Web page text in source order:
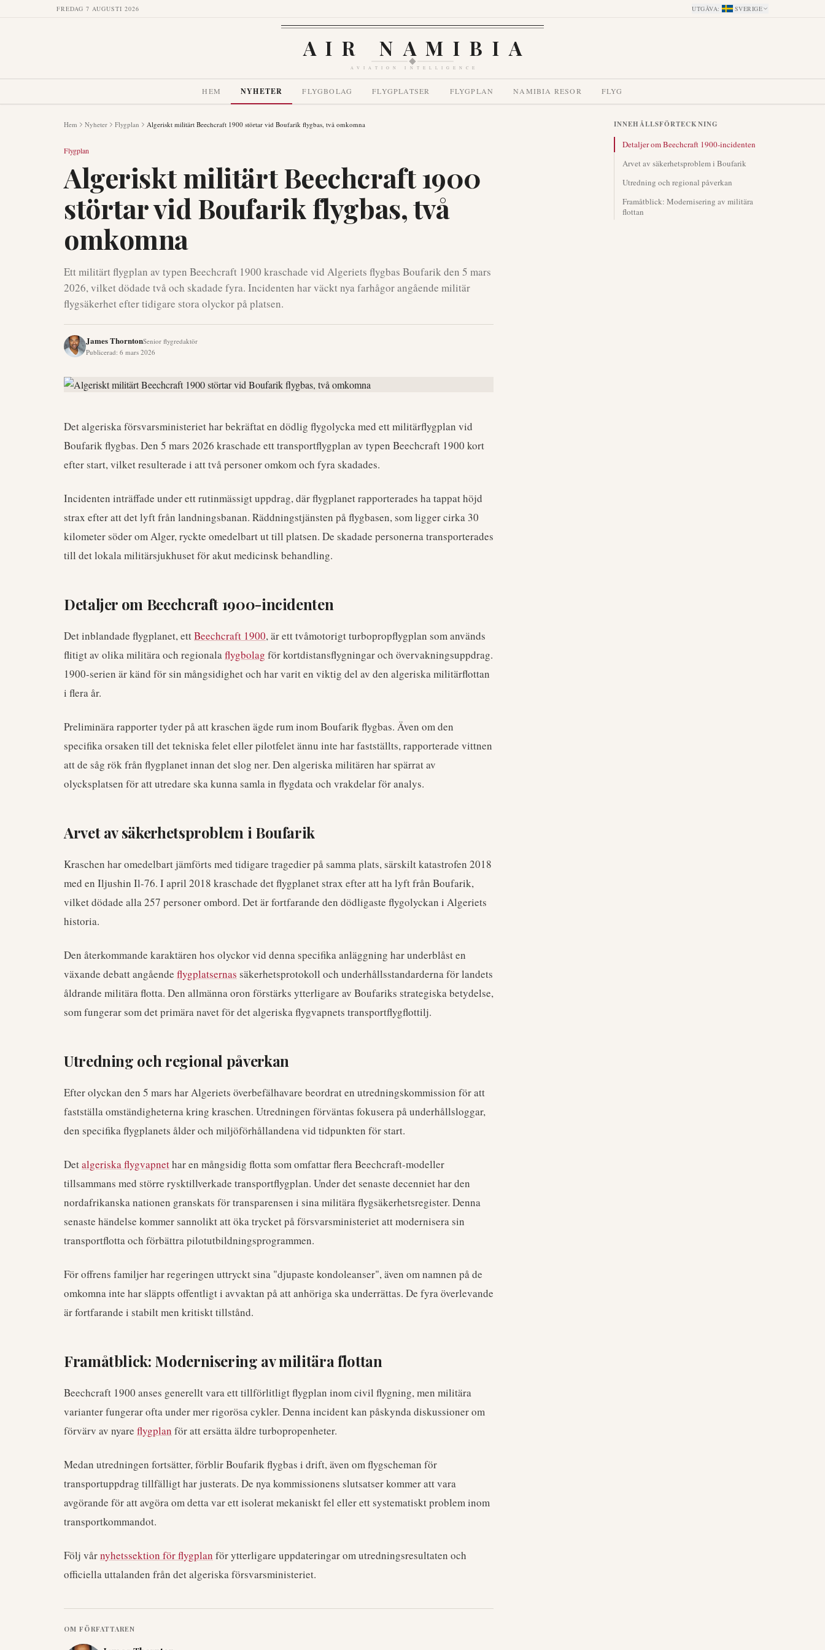
FREDAG 7 AUGUSTI 2026 UTGÅVA: SVERIGE
AIR NAMIBIA
AVIATION INTELLIGENCE
HEM NYHETER FLYGBOLAG FLYGPLATSER FLYGPLAN NAMIBIA RESOR FLYG
Hem Nyheter Flygplan Algeriskt militärt Beechcraft 1900 störtar vid Boufarik flygbas, två omkomna
Flygplan
Algeriskt militärt Beechcraft 1900
störtar vid Boufarik flygbas, två
omkomna
Ett militärt flygplan av typen Beechcraft 1900 kraschade vid Algeriets flygbas Boufarik den 5 mars
2026, vilket dödade två och skadade fyra. Incidenten har väckt nya farhågor angående militär
flygsäkerhet efter tidigare stora olyckor på platsen.
James ThorntonSenior flygredaktör
Publicerad: 6 mars 2026
Det algeriska försvarsministeriet har bekräftat en dödlig flygolycka med ett militärflygplan vid
Boufarik flygbas. Den 5 mars 2026 kraschade ett transportflygplan av typen Beechcraft 1900 kort
efter start, vilket resulterade i att två personer omkom och fyra skadades.
Incidenten inträffade under ett rutinmässigt uppdrag, där flygplanet rapporterades ha tappat höjd
strax efter att det lyft från landningsbanan. Räddningstjänsten på flygbasen, som ligger cirka 30
kilometer söder om Alger, ryckte omedelbart ut till platsen. De skadade personerna transporterades
till det lokala militärsjukhuset för akut medicinsk behandling.
Detaljer om Beechcraft 1900-incidenten
Det inblandade flygplanet, ettBeechcraft 1900, är ett tvåmotorigt turbopropflygplan som används
flitigt av olika militära och regionalaflygbolag för kortdistansflygningar och övervakningsuppdrag.
1900-serien är känd för sin mångsidighet och har varit en viktig del av den algeriska militärflottan
i flera år.
Preliminära rapporter tyder på att kraschen ägde rum inom Boufarik flygbas. Även om den
specifika orsaken till det tekniska felet eller pilotfelet ännu inte har fastställts, rapporterade vittnen
att de såg rök från flygplanet innan det slog ner. Den algeriska militären har spärrat av
olycksplatsen för att utredare ska kunna samla in flygdata och vrakdelar för analys.
Arvet av säkerhetsproblem i Boufarik
Kraschen har omedelbart jämförts med tidigare tragedier på samma plats, särskilt katastrofen 2018
med en Iljushin Il-76. I april 2018 kraschade det flygplanet strax efter att ha lyft från Boufarik,
vilket dödade alla 257 personer ombord. Det är fortfarande den dödligaste flygolyckan i Algeriets
historia.
Den återkommande karaktären hos olyckor vid denna specifika anläggning har underblåst en
växande debatt angående flygplatsernas säkerhetsprotokoll och underhållsstandarderna för landets
åldrande militära flotta. Den allmänna oron förstärks ytterligare av Boufariks strategiska betydelse,
som fungerar som det primära navet för det algeriska flygvapnets transportflygflottilj.
Utredning och regional påverkan
Efter olyckan den 5 mars har Algeriets överbefälhavare beordrat en utredningskommission för att
fastställa omständigheterna kring kraschen. Utredningen förväntas fokusera på underhållsloggar,
den specifika flygplanets ålder och miljöförhållandena vid tidpunkten för start.
Detalgeriska flygvapnethar en mångsidig flotta som omfattar flera Beechcraft-modeller
tillsammans med större rysktillverkade transportflygplan. Under det senaste decenniet har den
nordafrikanska nationen granskats för transparensen i sina militära flygsäkerhetsregister. Denna
senaste händelse kommer sannolikt att öka trycket på försvarsministeriet att modernisera sin
transportflotta och förbättra pilotutbildningsprogrammen.
För offrens familjer har regeringen uttryckt sina "djupaste kondoleanser", även om namnen på de
omkomna inte har släppts offentligt i avvaktan på att anhöriga ska underrättas. De fyra överlevande
är fortfarande i stabilt men kritiskt tillstånd.
Framåtblick: Modernisering av militära flottan
Beechcraft 1900 anses generellt vara ett tillförlitligt flygplan inom civil flygning, men militära
varianter fungerar ofta under mer rigorösa cykler. Denna incident kan påskynda diskussioner om
förvärv av nyare flygplan för att ersätta äldre turbopropenheter.
Medan utredningen fortsätter, förblir Boufarik flygbas i drift, även om flygscheman för
transportuppdrag tillfälligt har justerats. De nya kommissionens slutsatser kommer att vara
avgörande för att avgöra om detta var ett isolerat mekaniskt fel eller ett systematiskt problem inom
transportkommandot.
Följ vårnyhetssektion för flygplan för ytterligare uppdateringar om utredningsresultaten och
officiella uttalanden från det algeriska försvarsministeriet.
OM FÖRFATTAREN
INNEHÅLLSFÖRTECKNING
Detaljer om Beechcraft 1900-incidenten
Arvet av säkerhetsproblem i Boufarik
Utredning och regional påverkan
Framåtblick: Modernisering av militära
flottan